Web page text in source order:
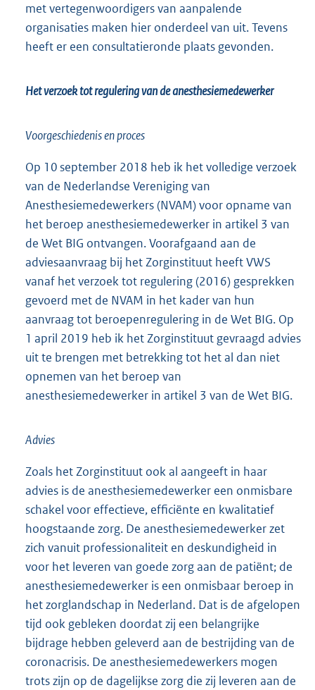
met vertegenwoordigers van aanpalende
organisaties maken hier onderdeel van uit. Tevens
heeft er een consultatieronde plaats gevonden.
Het verzoek tot regulering van de anesthesiemedewerker
Voorgeschiedenis en proces
Op 10 september 2018 heb ik het volledige verzoek
van de Nederlandse Vereniging van
Anesthesiemedewerkers (NVAM) voor opname van
het beroep anesthesiemedewerker in artikel 3 van
de Wet BIG ontvangen. Voorafgaand aan de
adviesaanvraag bij het Zorginstituut heeft VWS
vanaf het verzoek tot regulering (2016) gesprekken
gevoerd met de NVAM in het kader van hun
aanvraag tot beroepenregulering in de Wet BIG. Op
1 april 2019 heb ik het Zorginstituut gevraagd advies
uit te brengen met betrekking tot het al dan niet
opnemen van het beroep van
anesthesiemedewerker in artikel 3 van de Wet BIG.
Advies
Zoals het Zorginstituut ook al aangeeft in haar
advies is de anesthesiemedewerker een onmisbare
schakel voor effectieve, efficiënte en kwalitatief
hoogstaande zorg. De anesthesiemedewerker zet
zich vanuit professionaliteit en deskundigheid in
voor het leveren van goede zorg aan de patiënt; de
anesthesiemedewerker is een onmisbaar beroep in
het zorglandschap in Nederland. Dat is de afgelopen
tijd ook gebleken doordat zij een belangrijke
bijdrage hebben geleverd aan de bestrijding van de
coronacrisis. De anesthesiemedewerkers mogen
trots zijn op de dagelijkse zorg die zij leveren aan de